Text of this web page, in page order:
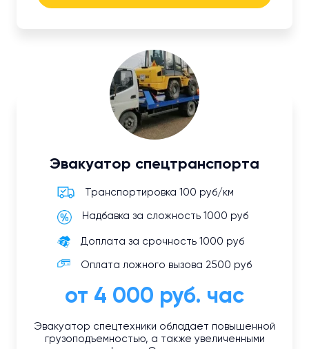
Эвакуатор спецтранспорта
Транспортировка 100 руб/км
Надбавка за сложность 1000 руб
Доплата за срочность 1000 руб
Оплата ложного вызова 2500 руб
от 4 000 руб. час
Эвакуатор спецтехники обладает повышенной
грузоподъемностью, а также увеличенными